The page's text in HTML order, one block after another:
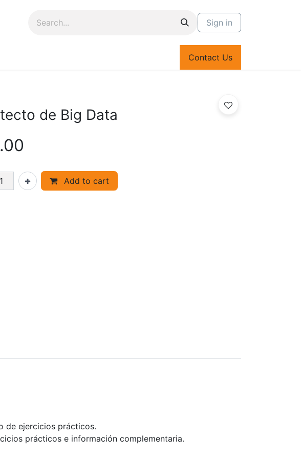
Sign in
Contact Us
de Big Data
Add to cart
de ejercicios prácticos.
prácticos e información complementaria.